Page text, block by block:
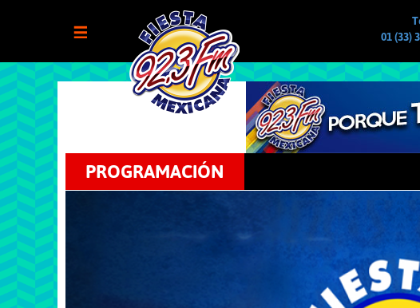
01 (33)
PROGRAMACIÓN